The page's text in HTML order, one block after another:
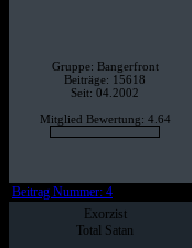
Gruppe: Bangerfront
Beiträge: 15618
Seit: 04.2002
Mitglied Bewertung: 4.64
Beitrag Nummer: 4
Exorzist
Total Satan